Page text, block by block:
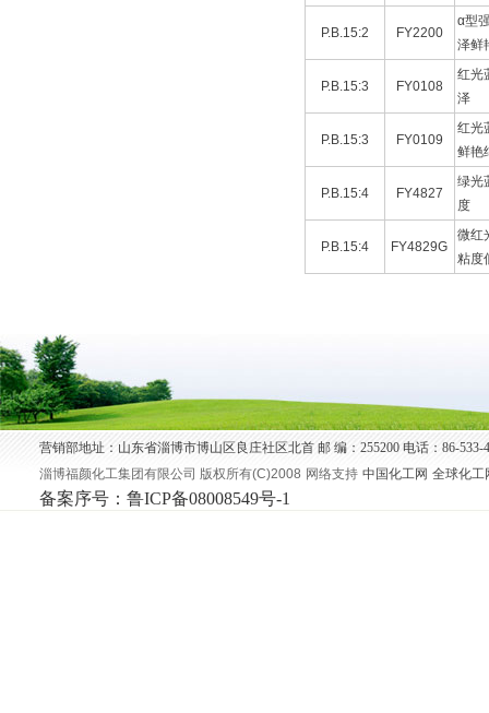
P.B.15:2 FY2200
α型
泽鲜
P.B.15:3 FY0108
红光
泽
P.B.15:3 FY0109
红光
鲜艳
P.B.15:4 FY4827
绿光
度
P.B.15:4 FY4829G
微红
粘度
营销部地址：山东省淄博市博山区良庄社区北首 邮 编：255200 电话：86-533-
淄博福颜化工集团有限公司 版权所有(C)2008 网络支持 中国化工网 全球化工
备案序号：鲁ICP备08008549号-1